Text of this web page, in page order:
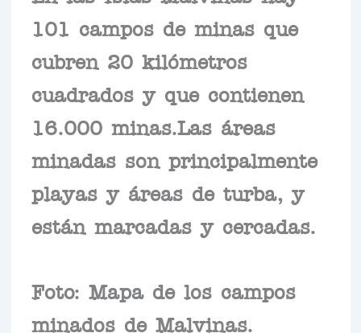
101 campos de minas que
cubren 20 kilómetros
cuadrados y que contienen
16.000 minas.Las áreas
minadas son principalmente
playas y áreas de turba, y
están marcadas y cercadas.
Foto: Mapa de los campos
minados de Malvinas.